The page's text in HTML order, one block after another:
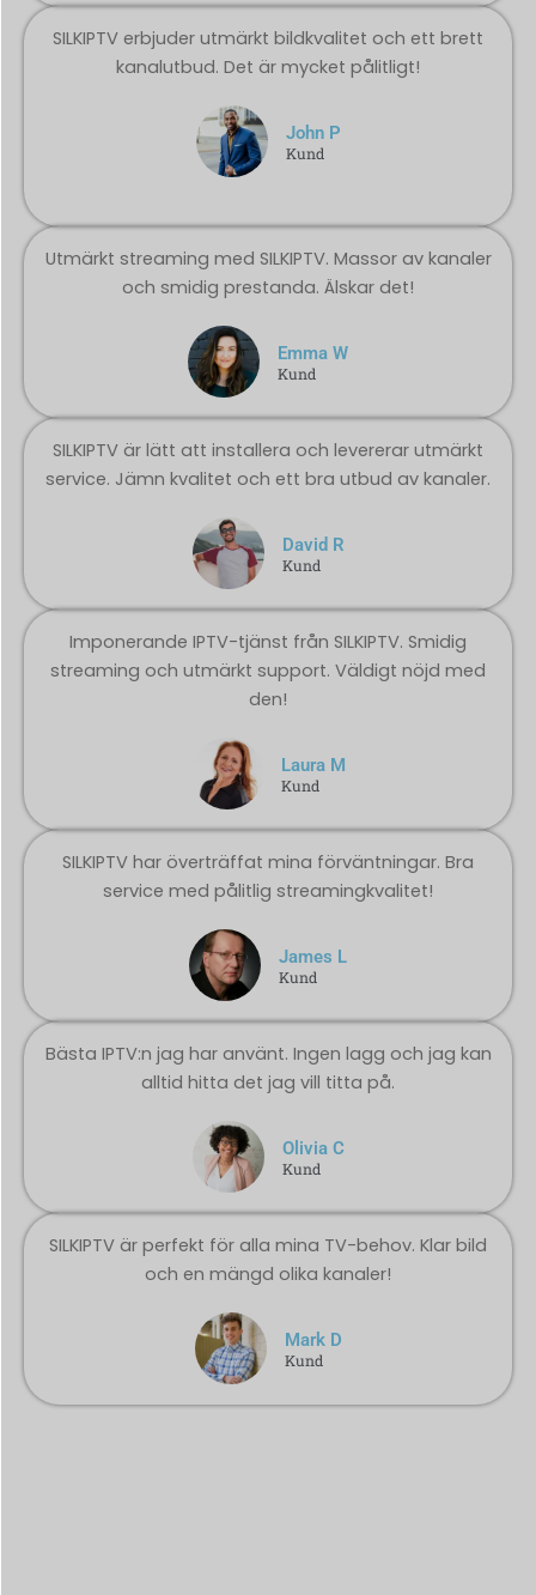
SILKIPTV erbjuder utmärkt bildkvalitet och ett brett
kanalutbud. Det är mycket pålitligt!
John P
Kund
Utmärkt streaming med SILKIPTV. Massor av kanaler
och smidig prestanda. Älskar det!
Emma W
Kund
SILKIPTV är lätt att installera och levererar utmärkt
service. Jämn kvalitet och ett bra utbud av kanaler.
David R
Kund
Imponerande IPTV-tjänst från SILKIPTV. Smidig
streaming och utmärkt support. Väldigt nöjd med
den!
Laura M
Kund
SILKIPTV har överträffat mina förväntningar. Bra
service med pålitlig streamingkvalitet!
James L
Kund
Bästa IPTV:n jag har använt. Ingen lagg och jag kan
alltid hitta det jag vill titta på.
Olivia C
Kund
SILKIPTV är perfekt för alla mina TV-behov. Klar bild
och en mängd olika kanaler!
Mark D
Kund